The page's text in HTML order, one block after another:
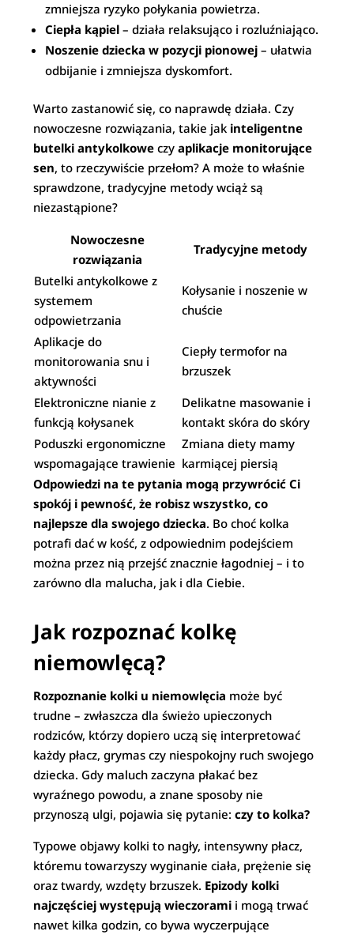
zmniejsza ryzyko połykania powietrza.
Ciepła kąpiel – działa relaksująco i rozluźniająco.
Noszenie dziecka w pozycji pionowej – ułatwia
odbijanie i zmniejsza dyskomfort.
Warto zastanowić się, co naprawdę działa. Czy
nowoczesne rozwiązania, takie jak inteligentne
butelki antykolkowe czyaplikacje monitorujące
sen, to rzeczywiście przełom? A może to właśnie
sprawdzone, tradycyjne metody wciąż są
niezastąpione?
Nowoczesne
rozwiązania
Tradycyjne metody
Butelki antykolkowe z
systemem
odpowietrzania
Kołysanie i noszenie w
chuście
Aplikacje do
monitorowania snu i
aktywności
Ciepły termofor na
brzuszek
Elektroniczne nianie z
funkcją kołysanek
Delikatne masowanie i
kontakt skóra do skóry
Poduszki ergonomiczne
wspomagające trawienie
Zmiana diety mamy
karmiącej piersią
Odpowiedzi na te pytania mogą przywrócić Ci
spokój i pewność, że robisz wszystko, co
najlepsze dla swojego dziecka. Bo choć kolka
potrafi dać w kość, z odpowiednim podejściem
można przez nią przejść znacznie łagodniej – i to
zarówno dla malucha, jak i dla Ciebie.
Jak rozpoznać kolkę
niemowlęcą?
Rozpoznanie kolki u niemowlęcia może być
trudne – zwłaszcza dla świeżo upieczonych
rodziców, którzy dopiero uczą się interpretować
każdy płacz, grymas czy niespokojny ruch swojego
dziecka. Gdy maluch zaczyna płakać bez
wyraźnego powodu, a znane sposoby nie
przynoszą ulgi, pojawia się pytanie:czy to kolka?
Typowe objawy kolki to nagły, intensywny płacz,
któremu towarzyszy wyginanie ciała, prężenie się
oraz twardy, wzdęty brzuszek. Epizody kolki
najczęściej występują wieczorami i mogą trwać
nawet kilka godzin, co bywa wyczerpujące